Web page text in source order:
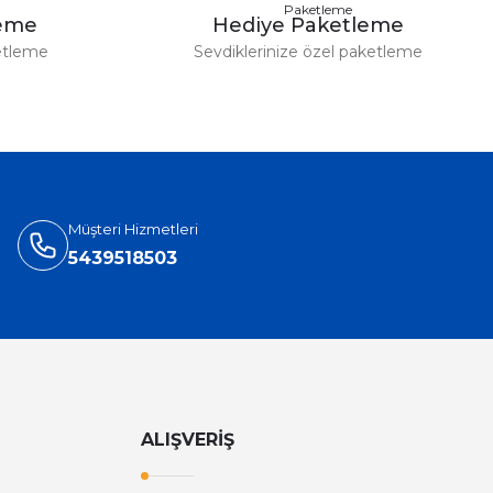
Hediye Paketleme
Sevdiklerinize özel paketleme
Müşteri Hizmetleri
5439518503
ALIŞVERİŞ